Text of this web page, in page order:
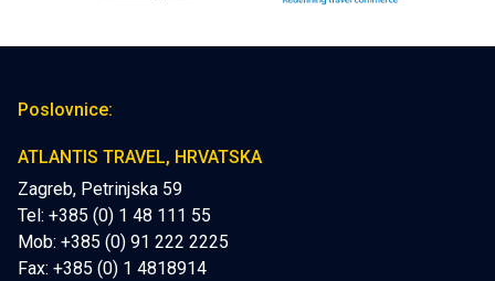
Poslovnice:
ATLANTIS TRAVEL, HRVATSKA
Zagreb, Petrinjska 59
Tel: +385 (0) 1 48 111 55
Mob: +385 (0) 91 222 2225
Fax: +385 (0) 1 4818914